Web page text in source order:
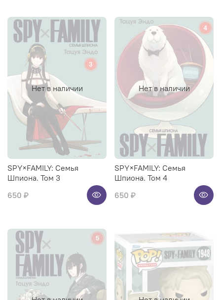
Нет в наличии
SPY×FAMILY: Семья
Шпиона. Том 3
650 ₽
Нет в наличии
SPY×FAMILY: Семья
Шпиона. Том 4
650 ₽